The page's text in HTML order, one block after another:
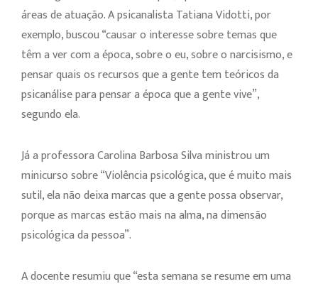
áreas de atuação. A psicanalista Tatiana Vidotti, por
exemplo, buscou “causar o interesse sobre temas que
têm a ver com a época, sobre o eu, sobre o narcisismo, e
pensar quais os recursos que a gente tem teóricos da
psicanálise para pensar a época que a gente vive”,
segundo ela.
Já a professora Carolina Barbosa Silva ministrou um
minicurso sobre “Violência psicológica, que é muito mais
sutil, ela não deixa marcas que a gente possa observar,
porque as marcas estão mais na alma, na dimensão
psicológica da pessoa”.
A docente resumiu que “esta semana se resume em uma